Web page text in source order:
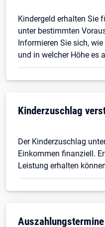
Kindergeld erhalten Sie
unter bestimmten
Informieren Sie sich,
und in welcher Höhe es
Kinderzuschlag
Der Kinderzuschlag
Einkommen finanziell.
Leistung erhalten